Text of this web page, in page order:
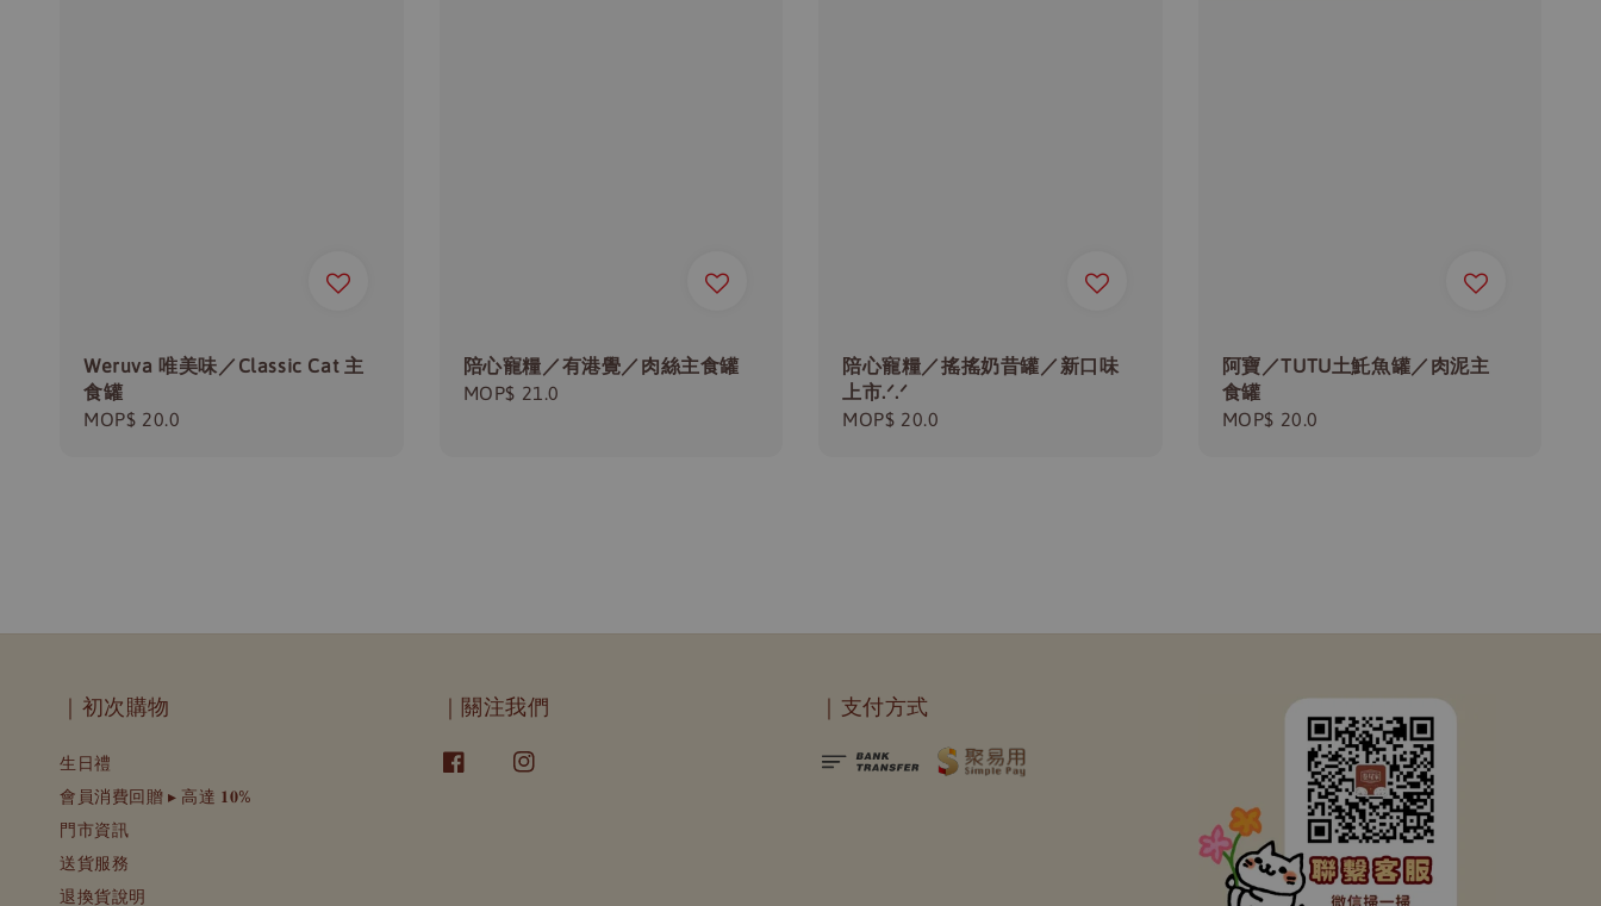
Weruva 唯美味／Classic Cat 主
食罐
Regular
MOP$ 20.0
陪心寵糧／有港覺／肉絲主食罐
Regular
MOP$ 21.0
陪心寵糧／搖搖奶昔罐／新口味
上市.ᐟ.ᐟ
Regular
MOP$ 20.0
阿寶／TUTU土魠魚罐／肉泥主
食罐
Regular
MOP$ 20.0
｜初次購物
生日禮
會員消費回贈 ▸ 高達 𝟏𝟎%
門市資訊
送貨服務
退換貨說明
｜關注我們 ｜支付方式